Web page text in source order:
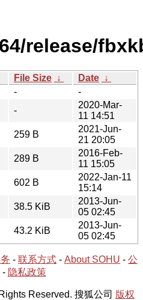
release/
File Size ↓ Date ↓
-
-
-
2020-Mar-
11 14:51
259 B
2021-Jun-
21 20:05
289 B
2016-Feb-
11 15:05
602 B
2022-Jan-11
15:14
38.5 KiB
2013-Jun-
05 02:45
43.2 KiB
2013-Jun-
05 02:45
- 联系方式 - About SOHU - 公
- 隐私政策
Reserved. 搜狐公司 版权